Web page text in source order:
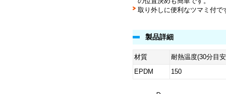
取り外しに便利なツマミ付で
製品詳細
材質
耐熱温度(30分目
EPDM
150